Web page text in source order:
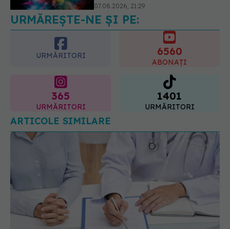
Analiza de sânge AST (SGOT): ce
înseamnă rezultatele și când sunt un
URMĂREȘTE-NE ȘI PE:
URMĂRITORI 6560
ABONAȚI
365
URMĂRITORI
1401
URMĂRITORI
ARTICOLE SIMILARE